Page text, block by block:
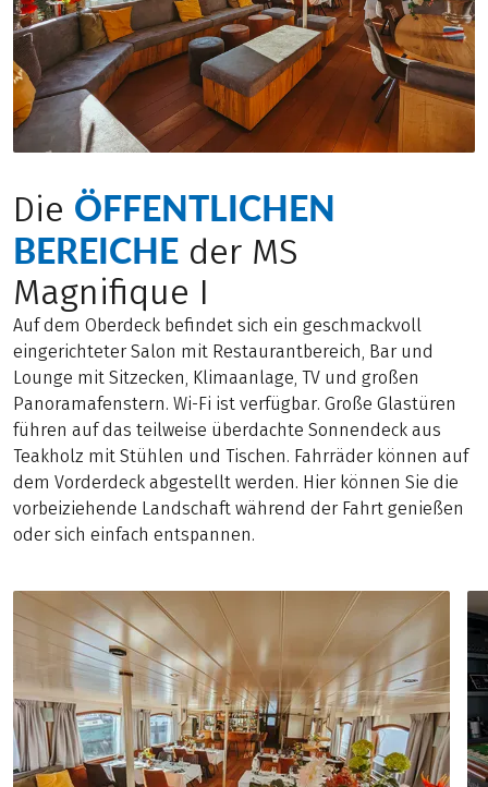
Die ÖFFENTLICHEN
BEREICHE der MS
Magnifique I
Auf dem Oberdeck befindet sich ein geschmackvoll
eingerichteter Salon mit Restaurantbereich, Bar und
Lounge mit Sitzecken, Klimaanlage, TV und großen
Panoramafenstern. Wi-Fi ist verfügbar. Große Glastüren
führen auf das teilweise überdachte Sonnendeck aus
Teakholz mit Stühlen und Tischen. Fahrräder können auf
dem Vorderdeck abgestellt werden. Hier können Sie die
vorbeiziehende Landschaft während der Fahrt genießen
oder sich einfach entspannen.